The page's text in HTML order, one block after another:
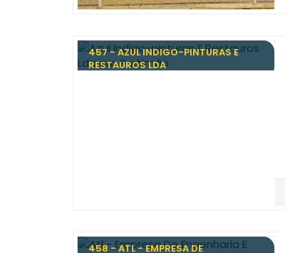
457 - AZUL INDIGO-PINTURAS E
RESTAUROS LDA
458 - ATL - EMPRESA DE